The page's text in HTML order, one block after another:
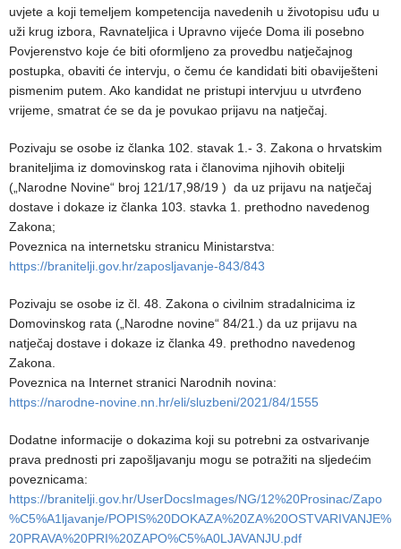
uvjete a koji temeljem kompetencija navedenih u životopisu uđu u
uži krug izbora, Ravnateljica i Upravno vijeće Doma ili posebno
Povjerenstvo koje će biti oformljeno za provedbu natječajnog
postupka, obaviti će intervju, o čemu će kandidati biti obaviješteni
pismenim putem. Ako kandidat ne pristupi intervjuu u utvrđeno
vrijeme, smatrat će se da je povukao prijavu na natječaj.
Pozivaju se osobe iz članka 102. stavak 1.- 3. Zakona o hrvatskim
braniteljima iz domovinskog rata i članovima njihovih obitelji
(„Narodne Novine“ broj 121/17,98/19 ) da uz prijavu na natječaj
dostave i dokaze iz članka 103. stavka 1. prethodno navedenog
Zakona;
Poveznica na internetsku stranicu Ministarstva:
https://branitelji.gov.hr/zaposljavanje-843/843
Pozivaju se osobe iz čl. 48. Zakona o civilnim stradalnicima iz
Domovinskog rata („Narodne novine“ 84/21.) da uz prijavu na
natječaj dostave i dokaze iz članka 49. prethodno navedenog
Zakona.
Poveznica na Internet stranici Narodnih novina:
https://narodne-novine.nn.hr/eli/sluzbeni/2021/84/1555
Dodatne informacije o dokazima koji su potrebni za ostvarivanje
prava prednosti pri zapošljavanju mogu se potražiti na sljedećim
poveznicama:
https://branitelji.gov.hr/UserDocsImages/NG/12%20Prosinac/Zapo
%C5%A1ljavanje/POPIS%20DOKAZA%20ZA%20OSTVARIVANJE%
20PRAVA%20PRI%20ZAPO%C5%A0LJAVANJU.pdf